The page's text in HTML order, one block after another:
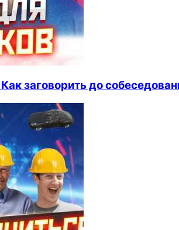
заговорить до